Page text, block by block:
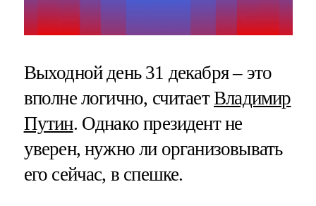
Выходной день 31 декабря – это
вполне логично, считаетВладимир
Путин. Однако президент не
уверен, нужно ли организовывать
его сейчас, в спешке.